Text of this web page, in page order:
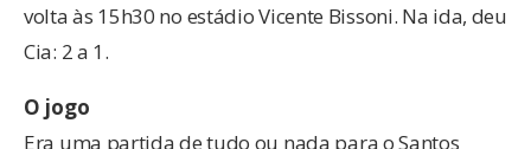
volta às 15h30 no estádio Vicente Bissoni. Na ida, deu
Cia: 2 a 1.
O jogo
Era uma partida de tudo ou nada para o Santos